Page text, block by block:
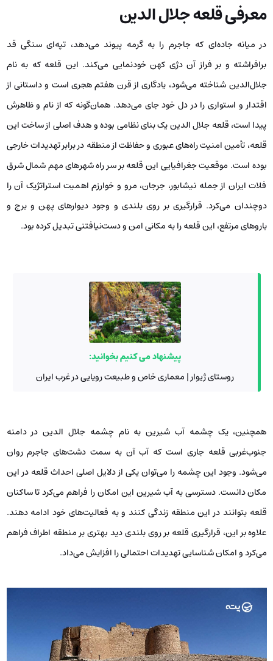
معرفی قلعه جلال الدین
در میانه جاده‌ای که جاجرم را به گرمه پیوند می‌دهد، تپه‌ای سنگی قد
برافراشته و بر فراز آن دژی کهن خودنمایی می‌کند. این قلعه که به نام
جلال‌الدین شناخته می‌شود، یادگاری از قرن هفتم هجری است و داستانی از
اقتدار و استواری را در دل خود جای می‌دهد. همان‌گونه که از نام و ظاهرش
پیدا است، قلعه جلال‌ الدین یک بنای نظامی بوده و هدف اصلی از ساخت این
قلعه، تأمین امنیت راه‌های عبوری و حفاظت از منطقه در برابر تهدیدات خارجی
بوده است. موقعیت جغرافیایی این قلعه بر سر راه شهرهای مهم شمال شرق
فلات ایران از جمله نیشابور، جرجان، مرو و خوارزم اهمیت استراتژیک آن را
دوچندان می‌کرد. قرارگیری بر روی بلندی و وجود دیوارهای پهن و برج و
باروهای مرتفع، این قلعه را به مکانی امن و دست‌نیافتنی تبدیل کرده بود.
پیشنهاد می کنیم بخوانید:
روستای ژیوار | معماری خاص و طبیعت رویایی در غرب ایران
همچنین، یک چشمه آب شیرین به نام چشمه جلال‌ الدین در دامنه
جنوب‌غربی قلعه جاری است که آب آن به سمت دشت‌های جاجرم روان
می‌شود. وجود این چشمه را می‌توان یکی از دلایل اصلی احداث قلعه در این
مکان دانست. دسترسی به آب شیرین این امکان را فراهم می‌کرد تا ساکنان
قلعه بتوانند در این منطقه زندگی کنند و به فعالیت‌های خود ادامه دهند.
علاوه بر این، قرارگیری قلعه بر روی بلندی دید بهتری بر منطقه اطراف فراهم
می‌کرد و امکان شناسایی تهدیدات احتمالی را افزایش می‌داد.